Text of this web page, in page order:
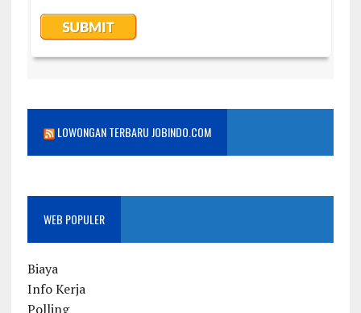
LOWONGAN TERBARU JOBINDO.COM
WEB POPULER
Biaya
Info Kerja
Polling